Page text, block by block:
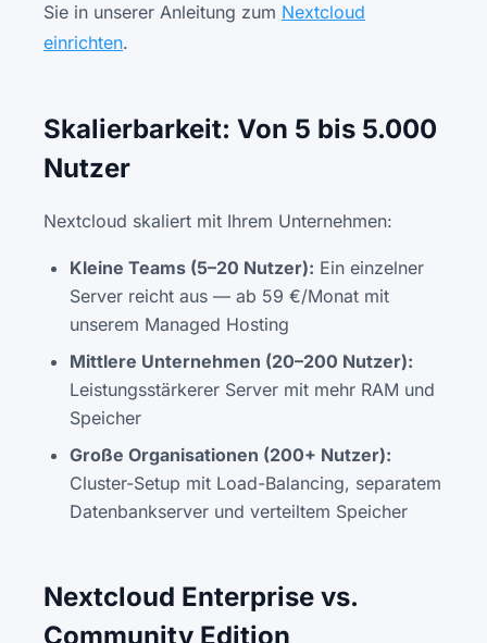
Sie in unserer Anleitung zum Nextcloud
einrichten.
Skalierbarkeit: Von 5 bis 5.000
Nutzer
Nextcloud skaliert mit Ihrem Unternehmen:
Kleine Teams (5–20 Nutzer): Ein einzelner
Server reicht aus — ab 59 €/Monat mit
unserem Managed Hosting
Mittlere Unternehmen (20–200 Nutzer):
Leistungsstärkerer Server mit mehr RAM und
Speicher
Große Organisationen (200+ Nutzer):
Cluster-Setup mit Load-Balancing, separatem
Datenbankserver und verteiltem Speicher
Nextcloud Enterprise vs.
Community Edition